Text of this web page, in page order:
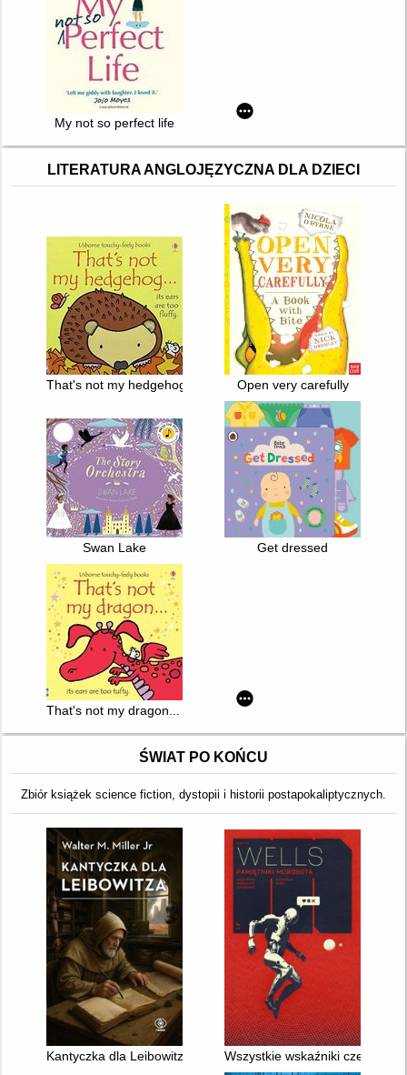
My not so perfect life
LITERATURA ANGLOJĘZYCZNA DLA DZIECI
That's not my hedgehog... : [its ears are too fluffy.]
Open very carefully
Swan Lake Get dressed
That's not my dragon... : [its ears are too tufty.]
ŚWIAT PO KOŃCU
Zbiór książek science fiction, dystopii i historii postapokaliptycznych.
Kantyczka dla Leibowitza Wszystkie wskaźniki czerwone